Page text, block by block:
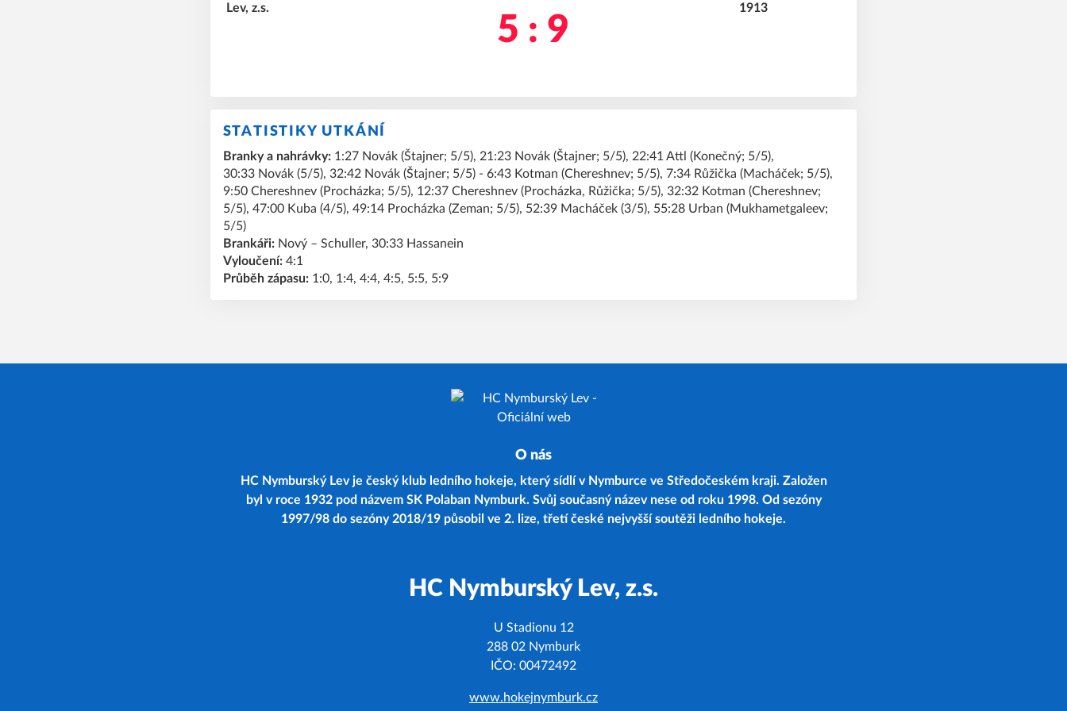
5 : 9
STATISTIKY UTKÁNÍ
Branky a nahrávky:1:27 Novák (Štajner; 5/5), 21:23 Novák (Štajner; 5/5), 22:41 Attl (Konečný; 5/5),
30:33 Novák (5/5), 32:42 Novák (Štajner; 5/5) - 6:43 Kotman (Chereshnev; 5/5), 7:34 Růžička (Macháček; 5/5),
9:50 Chereshnev (Procházka; 5/5), 12:37 Chereshnev (Procházka, Růžička; 5/5), 32:32 Kotman (Chereshnev;
5/5), 47:00 Kuba (4/5), 49:14 Procházka (Zeman; 5/5), 52:39 Macháček (3/5), 55:28 Urban (Mukhametgaleev;
5/5)
Brankáři:Nový – Schuller, 30:33 Hassanein
Vyloučení:4:1
Průběh zápasu:1:0, 1:4, 4:4, 4:5, 5:5, 5:9
O nás
HC Nymburský Lev je český klub ledního hokeje, který sídlí v Nymburce ve Středočeském kraji. Založen
byl v roce 1932 pod názvem SK Polaban Nymburk. Svůj současný název nese od roku 1998. Od sezóny
1997/98 do sezóny 2018/19 působil ve 2. lize, třetí české nejvyšší soutěži ledního hokeje.
HC Nymburský Lev, z.s.
U Stadionu 12
288 02 Nymburk
IČO: 00472492
www.hokejnymburk.cz